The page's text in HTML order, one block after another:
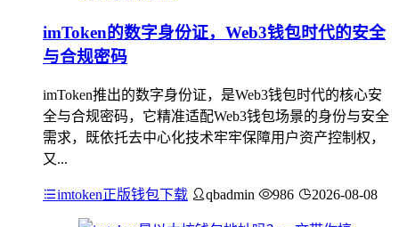
imToken的数字身份证，Web3钱包时代的安全
与合规密码
imToken推出的数字身份证，是Web3钱包时代的核心安
全与合规密码，它精准适配Web3钱包场景的身份与安全
需求，既依托去中心化技术牢牢保障用户资产控制权，
又...
imtoken正版钱包下载 qbadmin 986 2026-08-08